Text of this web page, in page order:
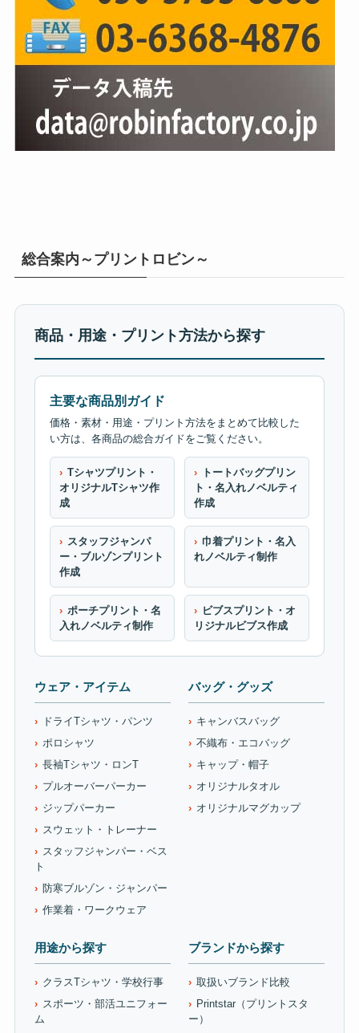
総合案内～プリントロビン～
商品・用途・プリント方法から探す
主要な商品別ガイド
価格・素材・用途・プリント方法をまとめて比較した
い方は、各商品の総合ガイドをご覧ください。
Tシャツプリント・
オリジナルTシャツ作
成
トートバッグプリン
ト・名入れノベルティ
作成
スタッフジャンパ
ー・ブルゾンプリント
作成
巾着プリント・名入
れノベルティ制作
ポーチプリント・名
入れノベルティ制作
ビブスプリント・オ
リジナルビブス作成
ウェア・アイテム
ドライTシャツ・パンツ
ポロシャツ
長袖Tシャツ・ロンT
プルオーバーパーカー
ジップパーカー
スウェット・トレーナー
スタッフジャンパー・ベス
ト
防寒ブルゾン・ジャンパー
作業着・ワークウェア
バッグ・グッズ
キャンバスバッグ
不織布・エコバッグ
キャップ・帽子
オリジナルタオル
オリジナルマグカップ
用途から探す
クラスTシャツ・学校行事
スポーツ・部活ユニフォー
ム
ブランドから探す
取扱いブランド比較
Printstar（プリントスタ
ー）